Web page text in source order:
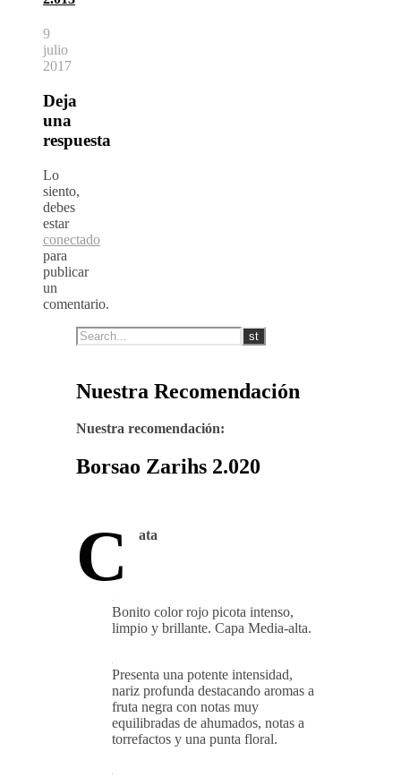
9
julio
2017
Deja
una
respuesta
Lo
siento,
debes
estar
conectado
para
publicar
un
comentario.
Nuestra Recomendación
Nuestra recomendación:
Borsao Zarihs 2.020
C ata
Bonito color rojo picota intenso,
limpio y brillante. Capa Media-alta.
Presenta una potente intensidad,
nariz profunda destacando aromas a
fruta negra con notas muy
equilibradas de ahumados, notas a
torrefactos y una punta floral.